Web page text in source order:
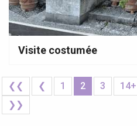
Visite costumée
❮❮ ❮ 1 2 3 14+
❯❯